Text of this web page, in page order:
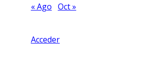
« Ago Oct »
Acceder